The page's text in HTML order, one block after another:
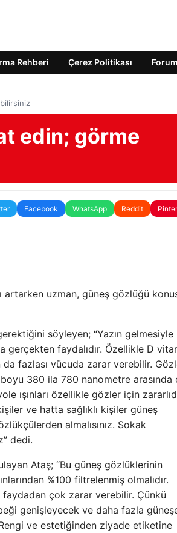
Rehberi Çerez Politikası Forum
edin; görme
Facebook WhatsApp Reddit
artarken uzman, güneş gözlüğü
söyleyen; “Yazın gelmesiyle
gerçekten faydalıdır. Özellikle D
da fazlası vücuda zarar verebilir.
boyu 380 ila 780 nanometre arasında
ışınları özellikle gözler için
ve hatta sağlıklı kişiler güneş
almalısınız. Sokak
dedi.
Ataş; “Bu güneş gözlüklerinin
%100 filtrelenmiş olmalıdır.
çok zarar verebilir. Çünkü
genişleyecek ve daha fazla
ve estetiğinden ziyade etiketine